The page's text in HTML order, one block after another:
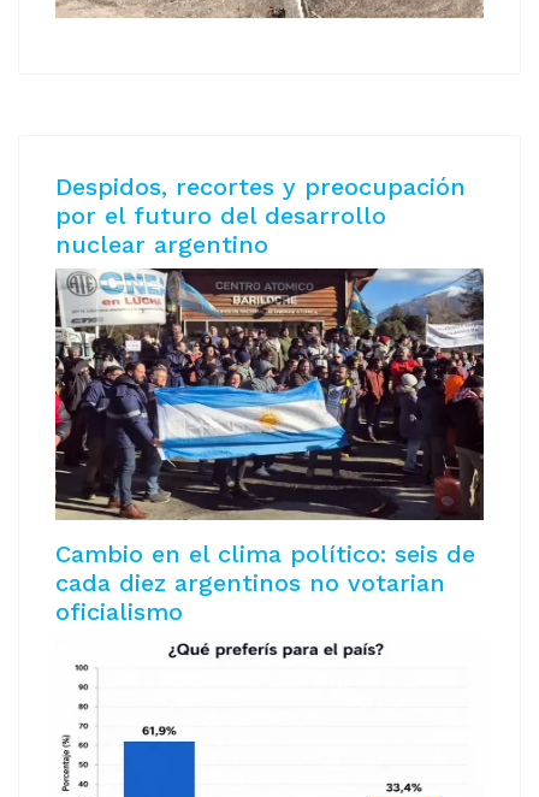
Despidos, recortes y preocupación
por el futuro del desarrollo
nuclear argentino
Cambio en el clima político: seis de
cada diez argentinos no votarian
oficialismo